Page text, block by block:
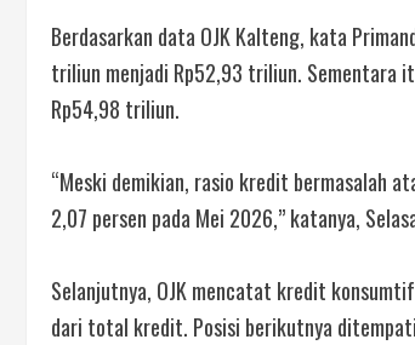
Berdasarkan data OJK Kalteng, kata
triliun menjadi Rp52,93 triliun. Sementara
Rp54,98 triliun.
“Meski demikian, rasio kredit bermasalah
2,07 persen pada Mei 2026,” katanya,
Selanjutnya, OJK mencatat kredit
dari total kredit. Posisi berikutnya